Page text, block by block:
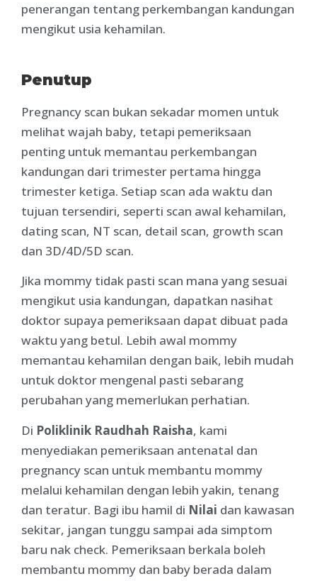
penerangan tentang perkembangan kandungan
mengikut usia kehamilan.
Penutup
Pregnancy scan bukan sekadar momen untuk
melihat wajah baby, tetapi pemeriksaan
penting untuk memantau perkembangan
kandungan dari trimester pertama hingga
trimester ketiga. Setiap scan ada waktu dan
tujuan tersendiri, seperti scan awal kehamilan,
dating scan, NT scan, detail scan, growth scan
dan 3D/4D/5D scan.
Jika mommy tidak pasti scan mana yang sesuai
mengikut usia kandungan, dapatkan nasihat
doktor supaya pemeriksaan dapat dibuat pada
waktu yang betul. Lebih awal mommy
memantau kehamilan dengan baik, lebih mudah
untuk doktor mengenal pasti sebarang
perubahan yang memerlukan perhatian.
Di Poliklinik Raudhah Raisha, kami
menyediakan pemeriksaan antenatal dan
pregnancy scan untuk membantu mommy
melalui kehamilan dengan lebih yakin, tenang
dan teratur. Bagi ibu hamil di Nilai dan kawasan
sekitar, jangan tunggu sampai ada simptom
baru nak check. Pemeriksaan berkala boleh
membantu mommy dan baby berada dalam